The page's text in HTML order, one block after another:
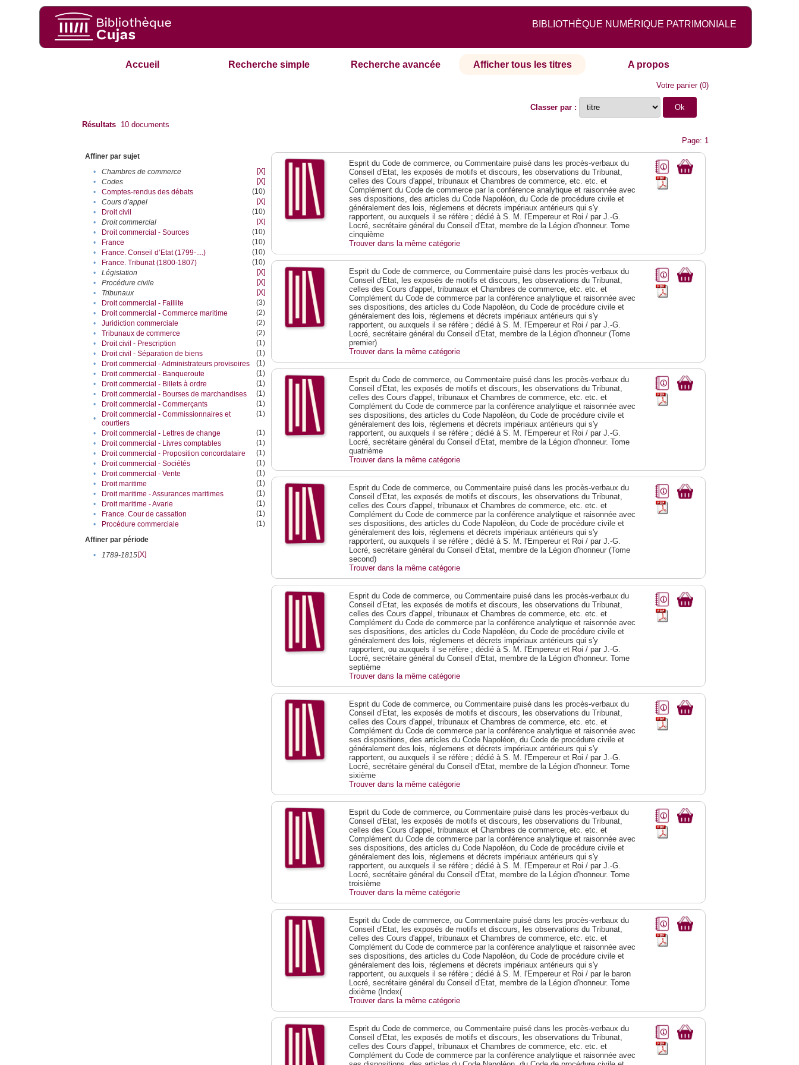
BIBLIOTHÈQUE NUMÉRIQUE PATRIMONIALE
Accueil Recherche simple Recherche avancée Afficher tous les titres A propos
Votre panier(0)
Classer par :
Résultats 10 documents
Page: 1
Affiner par sujet
•
Chambres de commerce
[X]
•
Codes
[X]
•
Comptes-rendus des débats
(10)
•
Cours d’appel
[X]
•
Droit civil
(10)
•
Droit commercial
[X]
•
Droit commercial - Sources
(10)
•
France
(10)
•
France. Conseil d’Etat (1799-....)
(10)
•
France. Tribunat (1800-1807)
(10)
•
Législation
[X]
•
Procédure civile
[X]
•
Tribunaux
[X]
•
Droit commercial - Faillite
(3)
•
Droit commercial - Commerce maritime
(2)
•
Juridiction commerciale
(2)
•
Tribunaux de commerce
(2)
•
Droit civil - Prescription
(1)
•
Droit civil - Séparation de biens
(1)
•
Droit commercial - Administrateurs provisoires
(1)
•
Droit commercial - Banqueroute
(1)
•
Droit commercial - Billets à ordre
(1)
•
Droit commercial - Bourses de marchandises
(1)
•
Droit commercial - Commerçants
(1)
•
Droit commercial - Commissionnaires et
courtiers
(1)
• Droit commercial - Lettres de change
(1)
•
Droit commercial - Livres comptables
(1)
•
Droit commercial - Proposition concordataire
(1)
•
Droit commercial - Sociétés
(1)
•
Droit commercial - Vente
(1)
•
Droit maritime
(1)
•
Droit maritime - Assurances maritimes
(1)
•
Droit maritime - Avarie
(1)
•
France. Cour de cassation
(1)
•
Procédure commerciale
(1)
Affiner par période
•
1789-1815[X]
Esprit du Code de commerce, ou Commentaire puisé dans les procès-verbaux du
Conseil d'Etat, les exposés de motifs et discours, les observations du Tribunat,
celles des Cours d'appel, tribunaux et Chambres de commerce, etc. etc. et
Complément du Code de commerce par la conférence analytique et raisonnée avec
ses dispositions, des articles du Code Napoléon, du Code de procédure civile et
généralement des lois, réglemens et décrets impériaux antérieurs qui s'y
rapportent, ou auxquels il se réfère ; dédié à S. M. l'Empereur et Roi / par J.-G.
Locré, secrétaire général du Conseil d'Etat, membre de la Légion d'honneur. Tome
cinquième
Trouver dans la même catégorie
Esprit du Code de commerce, ou Commentaire puisé dans les procès-verbaux du
Conseil d'Etat, les exposés de motifs et discours, les observations du Tribunat,
celles des Cours d'appel, tribunaux et Chambres de commerce, etc. etc. et
Complément du Code de commerce par la conférence analytique et raisonnée avec
ses dispositions, des articles du Code Napoléon, du Code de procédure civile et
généralement des lois, réglemens et décrets impériaux antérieurs qui s'y
rapportent, ou auxquels il se réfère ; dédié à S. M. l'Empereur et Roi / par J.-G.
Locré, secrétaire général du Conseil d'Etat, membre de la Légion d'honneur (Tome
premier)
Trouver dans la même catégorie
Esprit du Code de commerce, ou Commentaire puisé dans les procès-verbaux du
Conseil d'Etat, les exposés de motifs et discours, les observations du Tribunat,
celles des Cours d'appel, tribunaux et Chambres de commerce, etc. etc. et
Complément du Code de commerce par la conférence analytique et raisonnée avec
ses dispositions, des articles du Code Napoléon, du Code de procédure civile et
généralement des lois, réglemens et décrets impériaux antérieurs qui s'y
rapportent, ou auxquels il se réfère ; dédié à S. M. l'Empereur et Roi / par J.-G.
Locré, secrétaire général du Conseil d'Etat, membre de la Légion d'honneur. Tome
quatrième
Trouver dans la même catégorie
Esprit du Code de commerce, ou Commentaire puisé dans les procès-verbaux du
Conseil d'Etat, les exposés de motifs et discours, les observations du Tribunat,
celles des Cours d'appel, tribunaux et Chambres de commerce, etc. etc. et
Complément du Code de commerce par la conférence analytique et raisonnée avec
ses dispositions, des articles du Code Napoléon, du Code de procédure civile et
généralement des lois, réglemens et décrets impériaux antérieurs qui s'y
rapportent, ou auxquels il se réfère ; dédié à S. M. l'Empereur et Roi / par J.-G.
Locré, secrétaire général du Conseil d'Etat, membre de la Légion d'honneur (Tome
second)
Trouver dans la même catégorie
Esprit du Code de commerce, ou Commentaire puisé dans les procès-verbaux du
Conseil d'Etat, les exposés de motifs et discours, les observations du Tribunat,
celles des Cours d'appel, tribunaux et Chambres de commerce, etc. etc. et
Complément du Code de commerce par la conférence analytique et raisonnée avec
ses dispositions, des articles du Code Napoléon, du Code de procédure civile et
généralement des lois, réglemens et décrets impériaux antérieurs qui s'y
rapportent, ou auxquels il se réfère ; dédié à S. M. l'Empereur et Roi / par J.-G.
Locré, secrétaire général du Conseil d'Etat, membre de la Légion d'honneur. Tome
septième
Trouver dans la même catégorie
Esprit du Code de commerce, ou Commentaire puisé dans les procès-verbaux du
Conseil d'Etat, les exposés de motifs et discours, les observations du Tribunat,
celles des Cours d'appel, tribunaux et Chambres de commerce, etc. etc. et
Complément du Code de commerce par la conférence analytique et raisonnée avec
ses dispositions, des articles du Code Napoléon, du Code de procédure civile et
généralement des lois, réglemens et décrets impériaux antérieurs qui s'y
rapportent, ou auxquels il se réfère ; dédié à S. M. l'Empereur et Roi / par J.-G.
Locré, secrétaire général du Conseil d'Etat, membre de la Légion d'honneur. Tome
sixième
Trouver dans la même catégorie
Esprit du Code de commerce, ou Commentaire puisé dans les procès-verbaux du
Conseil d'Etat, les exposés de motifs et discours, les observations du Tribunat,
celles des Cours d'appel, tribunaux et Chambres de commerce, etc. etc. et
Complément du Code de commerce par la conférence analytique et raisonnée avec
ses dispositions, des articles du Code Napoléon, du Code de procédure civile et
généralement des lois, réglemens et décrets impériaux antérieurs qui s'y
rapportent, ou auxquels il se réfère ; dédié à S. M. l'Empereur et Roi / par J.-G.
Locré, secrétaire général du Conseil d'Etat, membre de la Légion d'honneur. Tome
troisième
Trouver dans la même catégorie
Esprit du Code de commerce, ou Commentaire puisé dans les procès-verbaux du
Conseil d'Etat, les exposés de motifs et discours, les observations du Tribunat,
celles des Cours d'appel, tribunaux et Chambres de commerce, etc. etc. et
Complément du Code de commerce par la conférence analytique et raisonnée avec
ses dispositions, des articles du Code Napoléon, du Code de procédure civile et
généralement des lois, réglemens et décrets impériaux antérieurs qui s'y
rapportent, ou auxquels il se réfère ; dédié à S. M. l'Empereur et Roi / par le baron
Locré, secrétaire général du Conseil d'Etat, membre de la Légion d'honneur. Tome
dixième (Index(
Trouver dans la même catégorie
Esprit du Code de commerce, ou Commentaire puisé dans les procès-verbaux du
Conseil d'Etat, les exposés de motifs et discours, les observations du Tribunat,
celles des Cours d'appel, tribunaux et Chambres de commerce, etc. etc. et
Complément du Code de commerce par la conférence analytique et raisonnée avec